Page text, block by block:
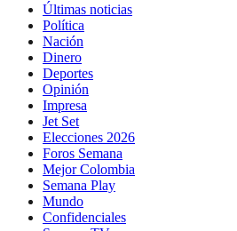
Últimas noticias
Política
Nación
Dinero
Deportes
Opinión
Impresa
Jet Set
Elecciones 2026
Foros Semana
Mejor Colombia
Semana Play
Mundo
Confidenciales